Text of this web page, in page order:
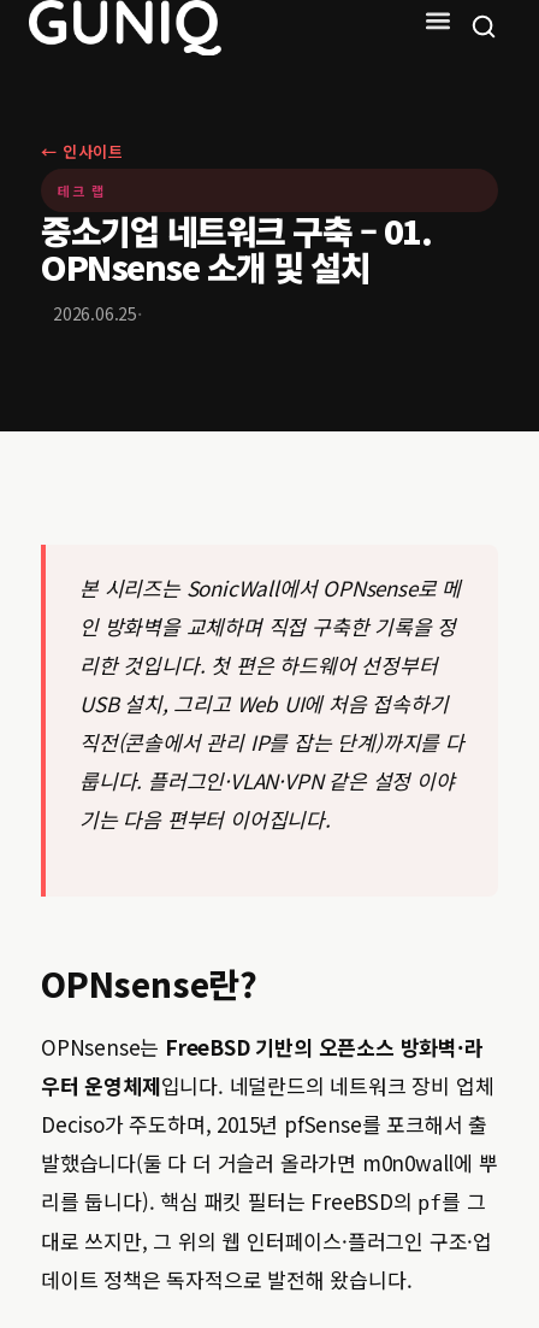
← 인사이트
테크 랩
중소기업 네트워크 구축 – 01.
OPNsense 소개 및 설치
2026.06.25·
본 시리즈는 SonicWall에서 OPNsense로 메
인 방화벽을 교체하며 직접 구축한 기록을 정
리한 것입니다. 첫 편은 하드웨어 선정부터
USB 설치, 그리고 Web UI에 처음 접속하기
직전(콘솔에서 관리 IP를 잡는 단계)까지를 다
룹니다. 플러그인·VLAN·VPN 같은 설정 이야
기는 다음 편부터 이어집니다.
OPNsense란?
OPNsense는 FreeBSD 기반의 오픈소스 방화벽·라
우터 운영체제입니다. 네덜란드의 네트워크 장비 업체
Deciso가 주도하며, 2015년 pfSense를 포크해서 출
발했습니다(둘 다 더 거슬러 올라가면 m0n0wall에 뿌
리를 둡니다). 핵심 패킷 필터는 FreeBSD의 pf를 그
대로 쓰지만, 그 위의 웹 인터페이스·플러그인 구조·업
데이트 정책은 독자적으로 발전해 왔습니다.